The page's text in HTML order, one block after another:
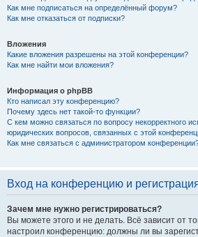
Как мне подписаться на определённый форум?
Как мне отказаться от подписки?
Вложения
Какие вложения разрешены на этой конференции?
Как мне найти мои вложения?
Информация о phpBB
Кто написал эту конференцию?
Почему здесь нет такой-то функции?
С кем можно связаться по вопросу некорректного
юридических вопросов, связанных с этой
Как мне связаться с администратором
Вход на конференцию и
Зачем мне нужно регистрироваться?
Вы можете этого и не делать. Всё зависит от
настроил конференцию: должны ли вы